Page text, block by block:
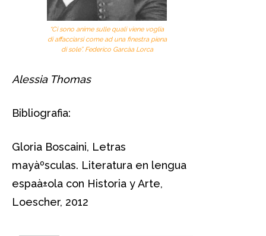
“Ci sono anime sulle quali viene voglia
di affacciarsi come ad una finestra piena
di sole”. Federico Garcà­a Lorca
Alessia Thomas
Bibliografia:
Gloria Boscaini, Letras
mayàºsculas. Literatura en lengua
espaà±ola con Historia y Arte,
Loescher, 2012